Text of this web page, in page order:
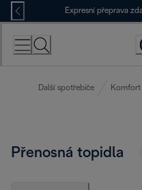
Skip
to
Content
Expresní přeprava
Další spotřebiče Komfort
Přenosná topidla